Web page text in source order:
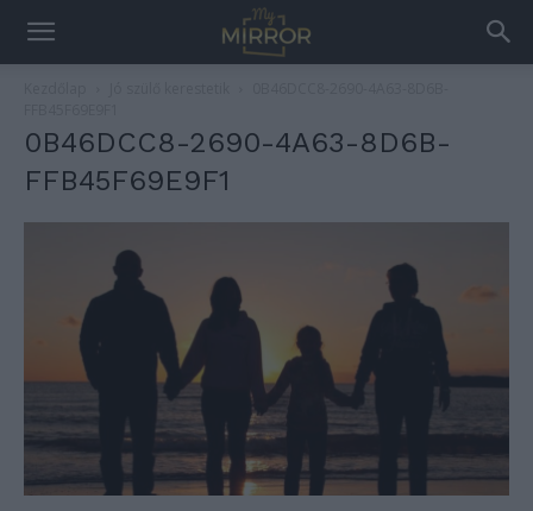
0B46DCC8-2690-4A63-8D6B-
FFB45F69E9F1